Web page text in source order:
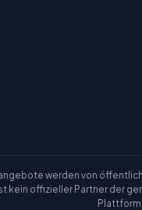
werden von
kein offizieller Partner der